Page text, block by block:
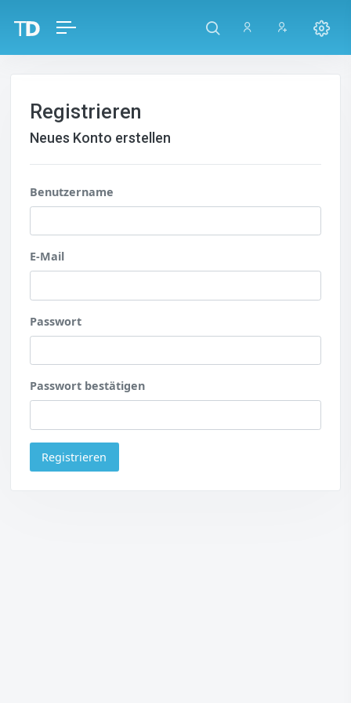
Registrieren
Neues Konto erstellen
Benutzername
E-Mail
Passwort
Passwort bestätigen
Registrieren